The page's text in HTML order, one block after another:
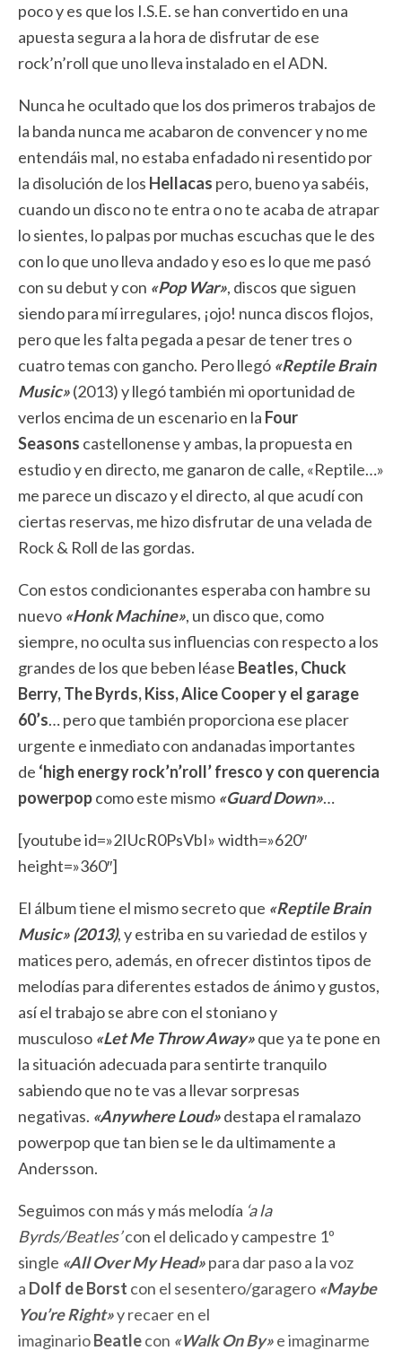
poco y es que los I.S.E. se han convertido en una
apuesta segura a la hora de disfrutar de ese
rock’n’roll que uno lleva instalado en el ADN.
Nunca he ocultado que los dos primeros trabajos de
la banda nunca me acabaron de convencer y no me
entendáis mal, no estaba enfadado ni resentido por
la disolución de los Hellacas pero, bueno ya sabéis,
cuando un disco no te entra o no te acaba de atrapar
lo sientes, lo palpas por muchas escuchas que le des
con lo que uno lleva andado y eso es lo que me pasó
con su debut y con «Pop War», discos que siguen
siendo para mí irregulares, ¡ojo! nunca discos flojos,
pero que les falta pegada a pesar de tener tres o
cuatro temas con gancho. Pero llegó «Reptile Brain
Music»(2013) y llegó también mi oportunidad de
verlos encima de un escenario en la Four
Seasons castellonense y ambas, la propuesta en
estudio y en directo, me ganaron de calle, «Reptile…»
me parece un discazo y el directo, al que acudí con
ciertas reservas, me hizo disfrutar de una velada de
Rock & Roll de las gordas.
Con estos condicionantes esperaba con hambre su
nuevo «Honk Machine», un disco que, como
siempre, no oculta sus influencias con respecto a los
grandes de los que beben léase Beatles, Chuck
Berry, The Byrds, Kiss, Alice Cooper y el garage
60’s… pero que también proporciona ese placer
urgente e inmediato con andanadas importantes
de ‘high energy rock’n’roll’ fresco y con querencia
powerpopcomo este mismo «Guard Down»…
[youtube id=»2IUcR0PsVbI» width=»620″
height=»360″]
El álbum tiene el mismo secreto que «Reptile Brain
Music» (2013), y estriba en su variedad de estilos y
matices pero, además, en ofrecer distintos tipos de
melodías para diferentes estados de ánimo y gustos,
así el trabajo se abre con el stoniano y
musculoso «Let Me Throw Away»que ya te pone en
la situación adecuada para sentirte tranquilo
sabiendo que no te vas a llevar sorpresas
negativas. «Anywhere Loud»destapa el ramalazo
powerpop que tan bien se le da ultimamente a
Andersson.
Seguimos con más y más melodía ‘a la
Byrds/Beatles’con el delicado y campestre 1º
single «All Over My Head»para dar paso a la voz
a Dolf de Borst con el sesentero/garagero «Maybe
You’re Right»y recaer en el
imaginarioBeatlecon «Walk On By»e imaginarme